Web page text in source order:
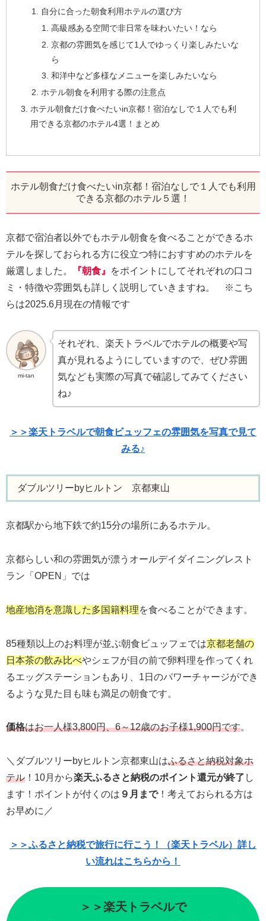
自分に合った朝食利用ホテルの選び方
高級感ある空間で非日常を味わいたい！なら
京都の雰囲気を感じて1人でゆっくり楽しみたいな
ら
和洋中など多様なメニューを楽しみたいなら
ホテル朝食を利用する際の注意点
ホテル朝食だけ食べたいin京都！宿泊なしで１人でも利
用できる京都のホテル4選！まとめ
ホテル朝食だけ食べたいin京都！宿泊なしで１人でも利用
できる京都のホテル５選！
京都で宿泊者以外でもホテル朝食を食べることができるホ
テルを探しておられる方に役立つ特におすすめのホテルを
厳選しました。
『朝食』
をポイントにしてそれぞれの口コ
ミ・特徴や雰囲気も詳しく説明していきますね。 ※こち
らは2025.6月現在の情報です
mi-tan
それぞれ、楽天トラベルでホテルの概要や写
真が見れるようにしていますので、ぜひ雰囲
気なども実際の写真で確認してみてください
ね♪
＞＞楽天トラベルで朝食ビュッフェの雰囲気を写真で見て
みる♪
ダブルツリーbyヒルトン 京都東山
京都駅から地下鉄で約15分の場所にあるホテル。
京都らしい和の雰囲気が漂うオールデイダイニングレスト
ラン「OPEN」では
地産地消を意識した多国籍料理を食べることができます。
85種類以上のお料理が並ぶ朝食ビュッフェでは京都老舗の
日本茶の飲み比べやシェフが目の前で卵料理を作ってくれ
るエッグステーションもあり、1日のパワーチャージができ
るような見た目も味も満足の朝食です。
価格はお一人様3,800円、6～12歳のお子様1,900円です。
＼ダブルツリーbyヒルトン京都東山はふるさと納税対象ホ
テル ！10月から楽天ふるさと納税のポイント還元が終了 し
ます！ポイントが付くのは ９月まで！考えておられる方は
お早めに／
＞＞ふるさと納税で旅行に行こう！（楽天トラベル）詳し
い流れはこちらから！
＞＞楽天トラベルで